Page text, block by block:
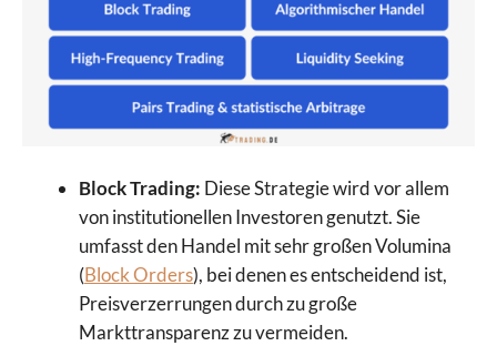
Block Trading: Diese Strategie wird vor allem
von institutionellen Investoren genutzt. Sie
umfasst den Handel mit sehr großen Volumina
(Block Orders), bei denen es entscheidend ist,
Preisverzerrungen durch zu große
Markttransparenz zu vermeiden.